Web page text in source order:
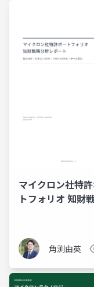
マイクロン社特
トフォリオ 知財
角渕由英